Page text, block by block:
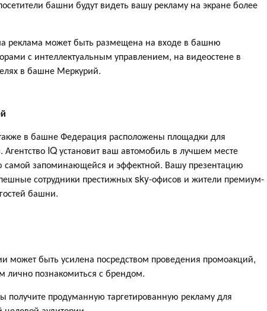
башни будут видеть вашу рекламу на экране более
реклама может быть размещена на входе в башню
с интеллектуальным управлением, на видеостене в
в башне Меркурий.
в башне Федерация расположены площадки для
IQ установит ваш автомобиль в лучшем месте
самой запоминающейся и эффектной. Вашу презентацию
сотрудники престижных sky-офисов и жители премиум-
башни.
может быть усилена посредством проведения промоакций,
лично познакомиться с брендом.
получите продуманную таргетированную рекламу для